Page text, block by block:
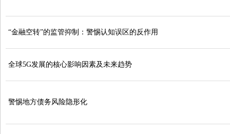
“金融空转”的监管抑制：警惕认知误区的反作用
全球5G发展的核心影响因素及未来趋势
警惕地方债务风险隐形化